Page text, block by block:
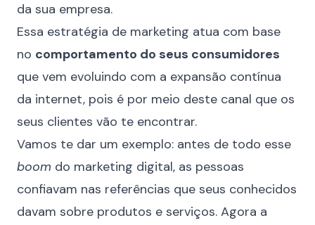
da sua empresa.
Essa estratégia de marketing atua com base
no comportamento do seus consumidores
que vem evoluindo com a expansão contínua
da internet, pois é por meio deste canal que os
seus clientes vão te encontrar.
Vamos te dar um exemplo: antes de todo esse
boom do marketing digital, as pessoas
confiavam nas referências que seus conhecidos
davam sobre produtos e serviços. Agora a